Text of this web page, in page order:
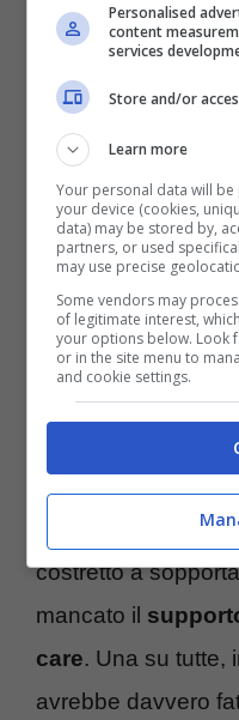
Ho scoperto di
testa – ha
pubblico conosce
esperienza a
incubo , una cosa
affrontare“. Ai
oltre due anni,
tempestivamente
fortunatamente
E nel calvario che
costretto a
mancato il
care. Una su tutte,
avrebbe davvero
Personalised
content
services
Store and/or
Learn more
Your personal data will
your device (cookies,
data) may be stored by,
partners, or used
may use precise
Some vendors may
of legitimate interest,
your options below. Look
or in the site menu to
and cookie settings.